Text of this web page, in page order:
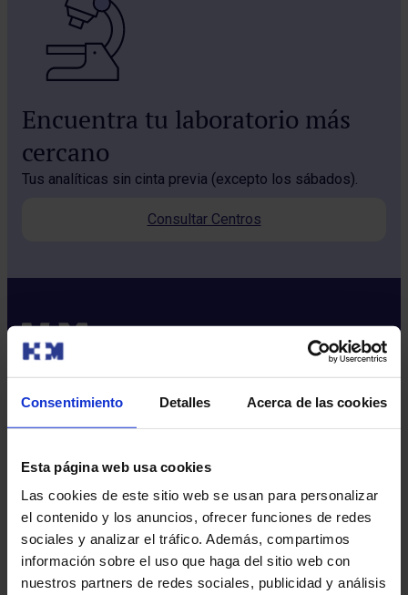
Consentimiento Detalles Acerca de las cookies
Esta página web usa cookies
Las cookies de este sitio web se usan para personalizar
el contenido y los anuncios, ofrecer funciones de redes
sociales y analizar el tráfico. Además, compartimos
información sobre el uso que haga del sitio web con
nuestros partners de redes sociales, publicidad y análisis
Encuentra tu laboratorio más
cercano
Tus analíticas sin cinta previa (excepto los sábados).
Consultar Centros
Excelencia y calidad​
Trabaja con nosotros​
Rincón del accionista​
Más HM Hospitales